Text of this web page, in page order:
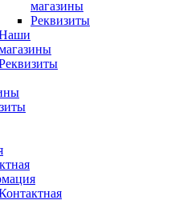
магазины
Реквизиты